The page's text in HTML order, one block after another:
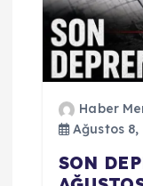
Haber
Ağustos 8,
SON